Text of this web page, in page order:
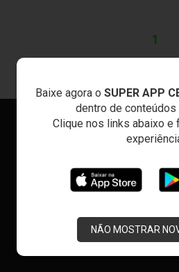
Baixe agora o SUPER APP
dentro de
Clique nos links abaixo e
NÃO MOSTRAR
1